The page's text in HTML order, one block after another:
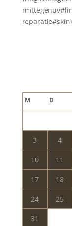
M D
3 4
10 11
17 18
24 25
31